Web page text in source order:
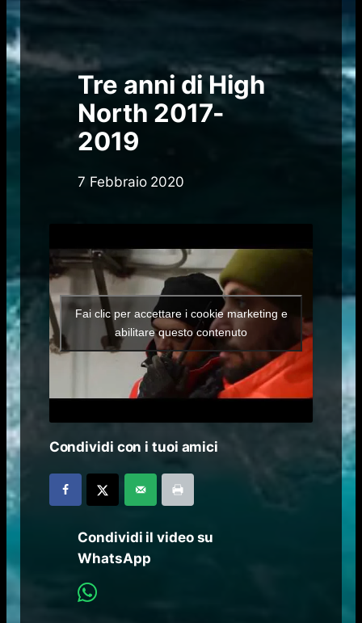
Tre anni di High
North 2017-
2019
7 Febbraio 2020
Fai clic per accettare i cookie marketing e
abilitare questo contenuto
Condividi con i tuoi amici
Condividi il video su
WhatsApp